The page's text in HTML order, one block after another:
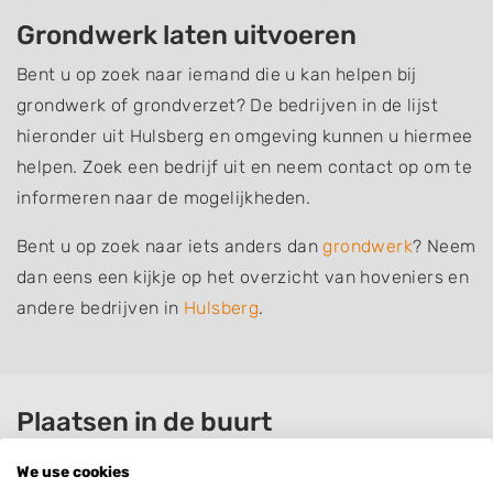
Grondwerk laten uitvoeren
Bent u op zoek naar iemand die u kan helpen bij
grondwerk of grondverzet? De bedrijven in de lijst
hieronder uit Hulsberg en omgeving kunnen u hiermee
helpen. Zoek een bedrijf uit en neem contact op om te
informeren naar de mogelijkheden.
Bent u op zoek naar iets anders dangrondwerk? Neem
dan eens een kijkje op het overzicht van hoveniers en
andere bedrijven in Hulsberg.
Plaatsen in de buurt
We use cookies